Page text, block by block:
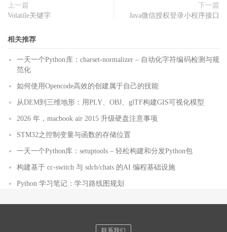
上一篇
Volatile关键字
下一篇
Java微信授权登录小程序接口
相关推荐
一天一个Python库：charset-normalizer – 自动化字符编码检测与规
范化
如何使用Opencode高效的创建属于自己的技能
从DEM到三维地形：用PLY、OBJ、glTF构建GIS可视化模型
2026 年，macbook air 2015 升级硬盘注意事项
STM32之控制变量与函数的存储位置
一天一个Python库：setuptools – 轻松构建和分发Python包
构建基于 cc-switch 与 sdcb/chats 的AI 编程基础设施
Python 学习笔记：学习路线图规划
联系我们